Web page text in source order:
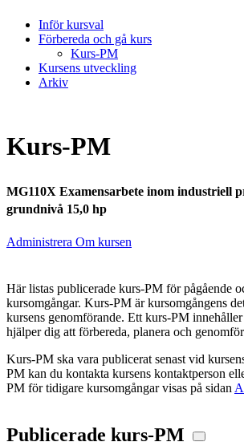
Inför kursval
Förbereda och gå kurs
Kurs-PM
Kursens utveckling
Arkiv
Kurs-PM
MG110X Examensarbete inom industriell
grundnivå 15,0 hp
Administrera Om kursen
Här listas publicerade kurs-PM för pågående
kursomgångar. Kurs-PM är kursomgångens
kursens genomförande. Ett kurs-PM
hjälper dig att förbereda, planera och
Kurs-PM ska vara publicerat senast vid
PM kan du kontakta kursens kontaktperson
PM för tidigare kursomgångar visas på sidan
Publicerade kurs-PM